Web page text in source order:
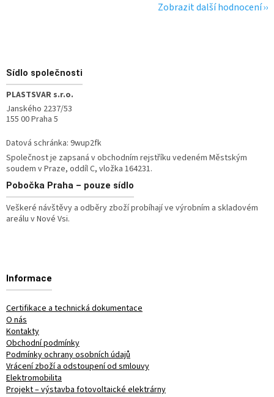
Zobrazit další hodnocení
Sídlo společnosti
PLASTSVAR s.r.o.
Janského 2237/53
155 00 Praha 5
Datová schránka: 9wup2fk
Společnost je zapsaná v obchodním rejstříku vedeném Městským
soudem v Praze, oddíl C, vložka 164231.
Pobočka Praha – pouze sídlo
Veškeré návštěvy a odběry zboží probíhají ve výrobním a skladovém
areálu v Nové Vsi.
Informace
Certifikace a technická dokumentace
O nás
Kontakty
Obchodní podmínky
Podmínky ochrany osobních údajů
Vrácení zboží a odstoupení od smlouvy
Elektromobilita
Projekt – výstavba fotovoltaické elektrárny